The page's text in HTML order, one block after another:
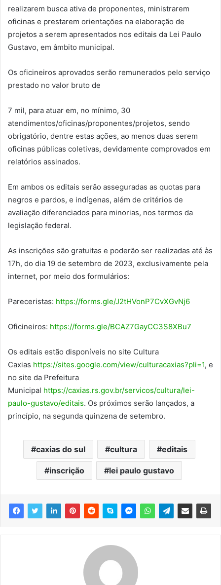
realizarem busca ativa de proponentes, ministrarem
oficinas e prestarem orientações na elaboração de
projetos a serem apresentados nos editais da Lei Paulo
Gustavo, em âmbito municipal.
Os oficineiros aprovados serão remunerados pelo serviço
prestado no valor bruto de
7 mil, para atuar em, no mínimo, 30
atendimentos/oficinas/proponentes/projetos, sendo
obrigatório, dentre estas ações, ao menos duas serem
oficinas públicas coletivas, devidamente comprovados em
relatórios assinados.
Em ambos os editais serão asseguradas as quotas para
negros e pardos, e indígenas, além de critérios de
avaliação diferenciados para minorias, nos termos da
legislação federal.
As inscrições são gratuitas e poderão ser realizadas até às
17h, do dia 19 de setembro de 2023, exclusivamente pela
internet, por meio dos formulários:
Pareceristas: https://forms.gle/J2tHVonP7CvXGvNj6
Oficineiros: https://forms.gle/BCAZ7GayCC3S8XBu7
Os editais estão disponíveis no site Cultura
Caxias https://sites.google.com/view/culturacaxias?pli=1, e
no site da Prefeitura
Municipal https://caxias.rs.gov.br/servicos/cultura/lei-
paulo-gustavo/editais. Os próximos serão lançados, a
princípio, na segunda quinzena de setembro.
caxias do sul cultura editais
inscrição lei paulo gustavo